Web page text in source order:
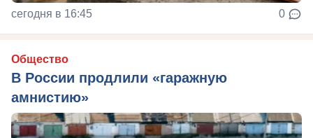
сегодня в 16:45 0
Общество
В России продлили «гаражную
амнистию»